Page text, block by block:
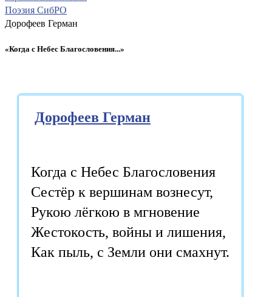
Поэзия СибРО
Дорофеев Герман
«Когда с Небес Благословения...»
Дорофеев Герман
Когда с Небес Благословения
Сестёр к вершинам вознесут,
Рукою лёгкою в мгновение
Жестокость, войны и лишения,
Как пыль, с Земли они смахнут.